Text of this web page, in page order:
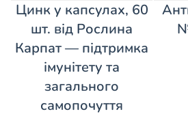
Цинк у капсулах, 60
шт. від Рослина
Карпат — підтримка
імунітету та
загального
самопочуття